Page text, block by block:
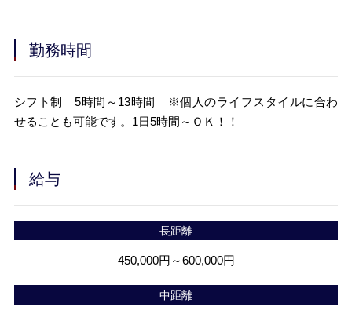
勤務時間
シフト制 5時間～13時間 ※個人のライフスタイルに合わ
せることも可能です。1日5時間～ＯＫ！！
給与
長距離
450,000円～600,000円
中距離